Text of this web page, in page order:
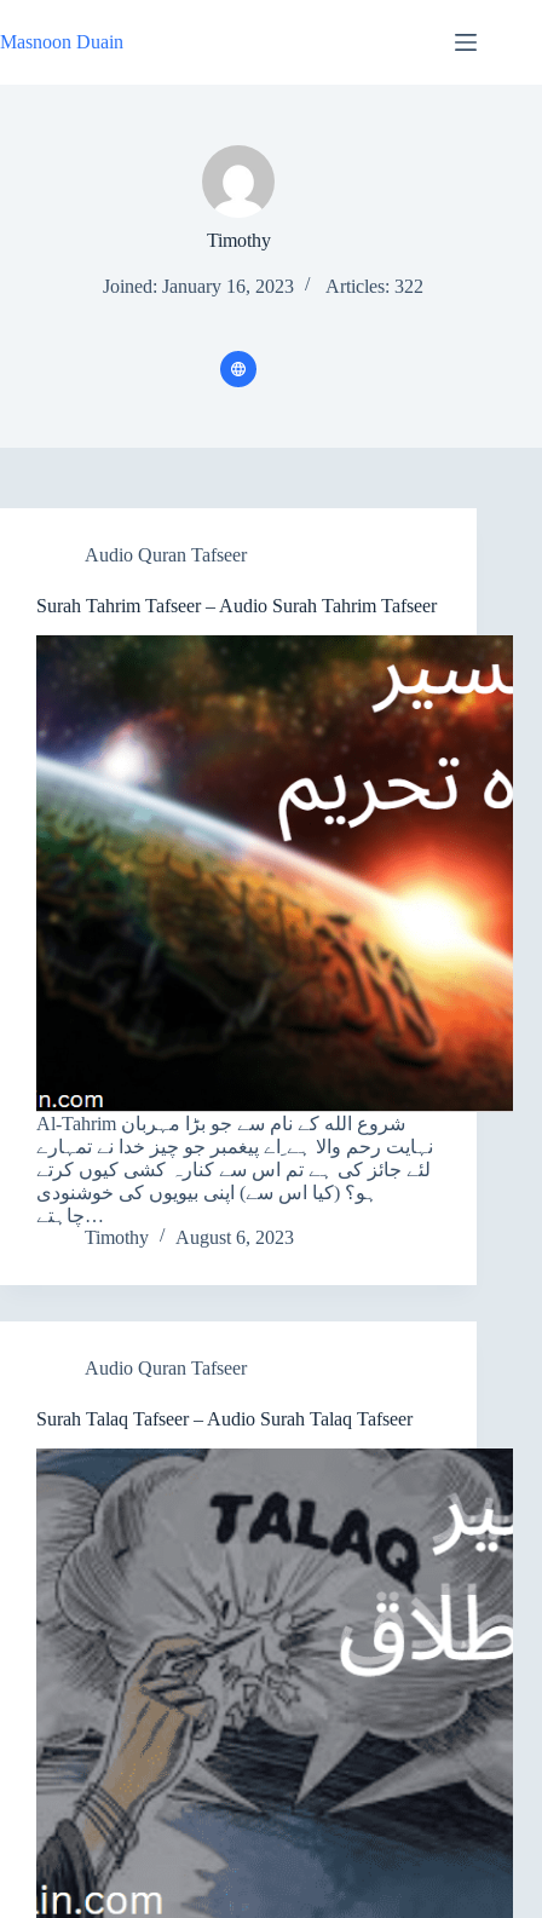
to
content
Masnoon Duain
Timothy
Joined: January 16, 2023 Articles: 322
Audio Quran Tafseer
Surah Tahrim Tafseer – Audio Surah Tahrim Tafseer
Al-Tahrim شروع الله کے نام سے جو بڑا مہربان
نہایت رحم والا ہے ِاے پیغمبر جو چیز خدا نے تمہارے
لئے جائز کی ہے تم اس سے کنارہ کشی کیوں کرتے
ہو؟ (کیا اس سے) اپنی بیویوں کی خوشنودی
چاہتے…
Timothy
August 6, 2023
Audio Quran Tafseer
Surah Talaq Tafseer – Audio Surah Talaq Tafseer